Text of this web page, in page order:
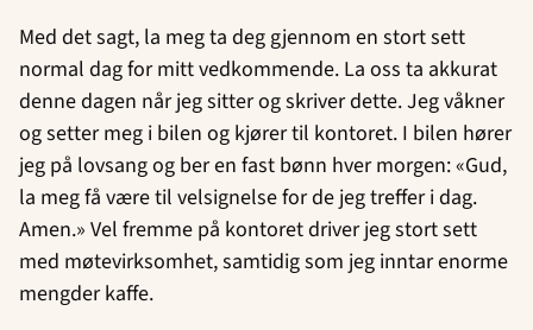
Med det sagt, la meg ta deg gjennom en stort sett
normal dag for mitt vedkommende. La oss ta akkurat
denne dagen når jeg sitter og skriver dette. Jeg våkner
og setter meg i bilen og kjører til kontoret. I bilen hører
jeg på lovsang og ber en fast bønn hver morgen: «Gud,
la meg få være til velsignelse for de jeg treffer i dag.
Amen.» Vel fremme på kontoret driver jeg stort sett
med møtevirksomhet, samtidig som jeg inntar enorme
mengder kaffe.